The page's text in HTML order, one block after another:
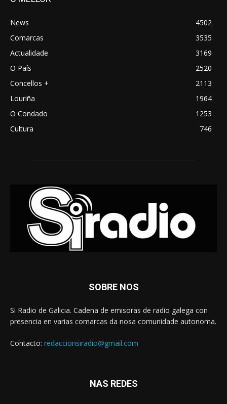
News
4502
Comarcas
3535
Actualidade
3169
O País
2520
Concellos +
2113
Louriña
1964
O Condado
1253
Cultura
746
SOBRE NOS
Si Radio de Galicia. Cadena de emisoras de radio galega con
presencia en varias comarcas da nosa comunidade autonoma.
Contacto: redaccionsiradio@gmail.com
NAS REDES